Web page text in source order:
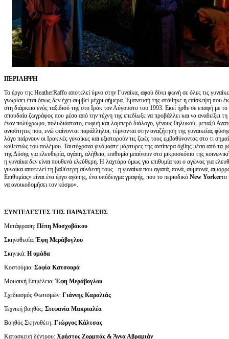
ΠΕΡΙΛΗΨΗ
Το έργο της HeatherRaffo αποτελεί ύμνο στην Γυναίκα, αφού δίνει φωνή σε όλες τις
γνωρίσει έτσι όπως δεν έχει συμβεί μέχρι σήμερα. Έμπνευσή της στάθηκε η επίσκεψη
στη διάρκεια ενός ταξιδιού της στο Ιράκ τον Αύγουστο του 1993. Εκεί ήρθε σε επαφή με
σπουδαία ζωγράφος που μέσα από την τέχνη της επεδίωξε να προβάλλει και να αναδείξει
έναν πολύχρωμο, πολυδιάστατο, ευφυή και λαμπερό διάλογο, γένους θηλυκού, μεταξύ
ανισότητες που, ενώ φαίνονται παράλληλοι, τέμνονται στην αναζήτηση της γυναικείας
λόγο παίρνουν οι Ιρακινές γυναίκες και εξιστορούν τις ζωές τους εμβαθύνοντας στο τι
καθεστώς του πολέμου. Ταυτόχρονα γινόμαστε μάρτυρες της αντίπερα όχθης μέσα από τα
της Δύσης για ελευθερία, αγάπη, αλήθεια, επιθυμία μπαίνουν στο μικροσκόπιο της
η γυναίκα δεν είναι πουθενά ελεύθερη. Η λαχτάρα όμως για επιθυμία και ο αγώνας για
γυναίκα αποτελεί τη βαθύτερη σύνδεσή τους - η γυναίκα που αγαπά, πονά, συμπονά,
Επιθυμίας» είναι ένα έργο αγάπης, ένα υπόδειγμα γραφής, που το περιοδικό New Yorkerτο
να ανοικοδομήσει τον κόσμο».
ΣΥΝΤΕΛΕΣΤΕΣ ΤΗΣ ΠΑΡΑΣΤΑΣΗΣ
Μετάφραση: Πέπη Μοσχοβάκου
Σκηνοθεσία:Έφη Μεράβογλου
Σκηνικά: Η ομάδα
Κοστούμια: Σοφία Κατσουρά
Μουσική Επιμέλεια:Έφη Μεράβογλου
Σχεδιασμός Φωτισμών: Γιάννης Καραλιάς
Τεχνική βοηθός: Στεφανία Μακριαλέα
Βοηθός Σκηνοθέτη: Γιώργος Κάλτσας
Κατασκευή δέντρου: Χρήστος Ζορμπάς & Άννα Αβραμιάν